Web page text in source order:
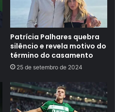
Patrícia Palhares quebra
silêncio e revela motivo do
término do casamento
25 de setembro de 2024